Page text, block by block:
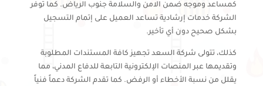
كمساعد وموجه ضمن الامن والسلامة جنوب الرياض. كما توفر
الشركة خدمات إرشادية تساعد العميل على إتمام التسجيل
بشكل صحيح دون أي تأخير.
كذلك، تتولى شركة السعد تجهيز كافة المستندات المطلوبة
وتقديمها عبر المنصات الإلكترونية التابعة للدفاع المدني، مما
يقلل من نسبة الأخطاء أو الرفض. كما تقدم الشركة دعماً فنياً